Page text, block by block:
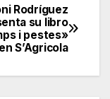
ar
Rodríguez
su libro
i pestes»
en S’Agricola